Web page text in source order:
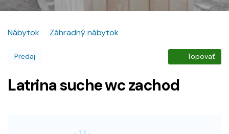
Nábytok Záhradný nábytok
Predaj Topovať
Latrina suche wc zachod